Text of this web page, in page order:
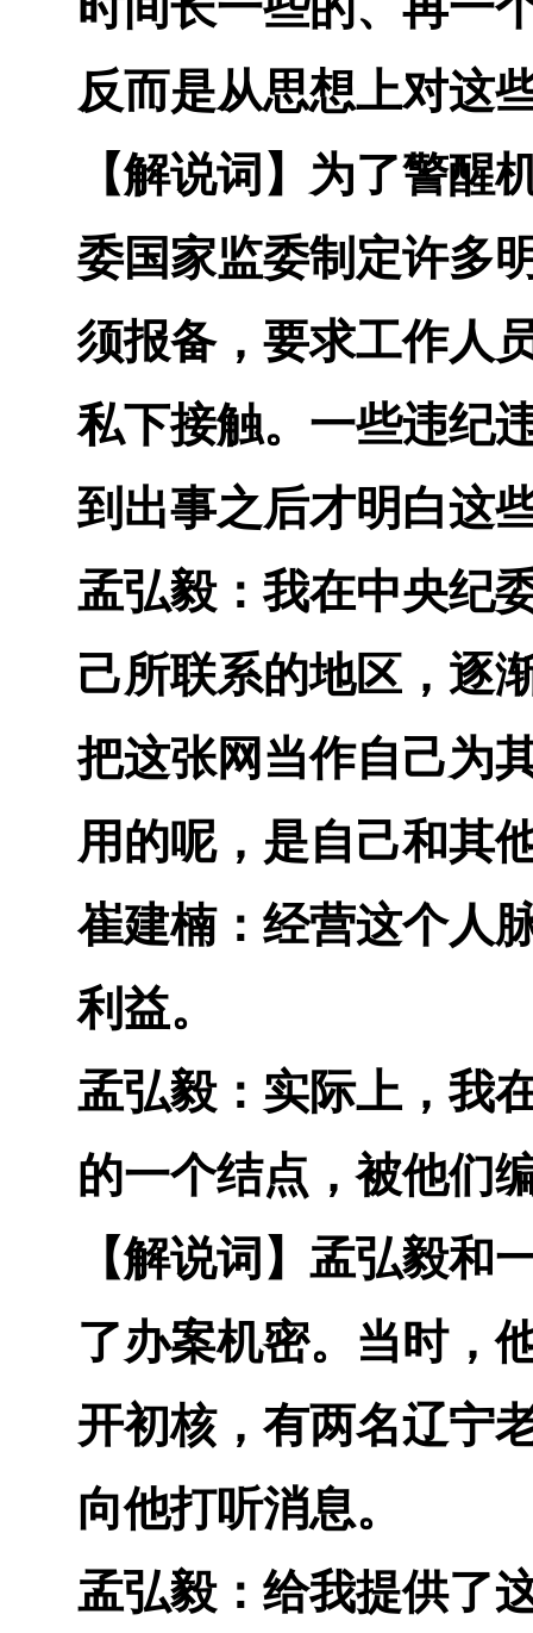
反而是从思想上对这
【解说词】 为了警醒
委国家监委制定许多
须报备，要求工作人
私下接触。一些违纪
到出事之后才明白这
孟弘毅： 我在中央纪
己所联系的地区，逐
把这张网当作自己为
用的呢，是自己和其
崔建楠： 经营这个人
利益。
孟弘毅： 实际上，我
的一个结点，被他们
【解说词】 孟弘毅和
了办案机密。当时，
开初核，有两名辽宁
向他打听消息。
孟弘毅： 给我提供了